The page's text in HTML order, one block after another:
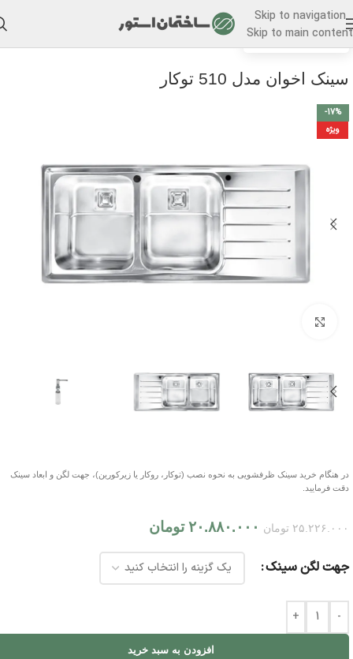
Skip to navigation
Skip to main content
خانه/سینک ظرفشویی
سینک اخوان مدل 510 توکار
-17%
ویژه
در هنگام خرید سینک ظرفشویی به نحوه نصب (توکار، روکار یا زیرکورین)، جهت لگن و ابعاد سینک
دقت فرمایید.
۲۵.۲۲۶.۰۰۰ تومان ۲۰.۸۸۰.۰۰۰ تومان
جهت لگن سینک
-
+
افزودن به سبد خرید